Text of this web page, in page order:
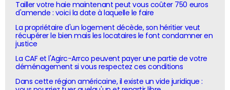
Tailler votre haie maintenant peut vous coûter 750 euros
d'amende : voici la date à laquelle le faire
La propriétaire d'un logement décède, son héritier veut
récupérer le bien mais les locataires le font condamner en
justice
La CAF et l'Agirc-Arrco peuvent payer une partie de votre
déménagement si vous respectez ces conditions
Dans cette région américaine, il existe un vide juridique :